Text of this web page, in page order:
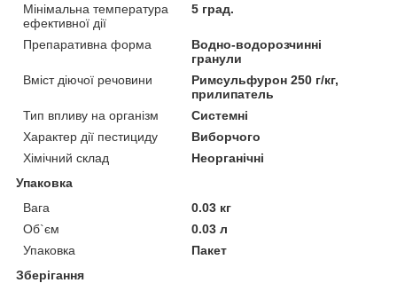
Мінімальна температура
ефективної дії
5 град.
Препаративна форма
Водно-водорозчинні
гранули
Вміст діючої речовини
Римсульфурон 250 г/кг,
прилипатель
Тип впливу на організм
Системні
Характер дії пестициду
Виборчого
Хімічний склад
Неорганічні
Упаковка
Вага
0.03 кг
Об`єм
0.03 л
Упаковка
Пакет
Зберігання